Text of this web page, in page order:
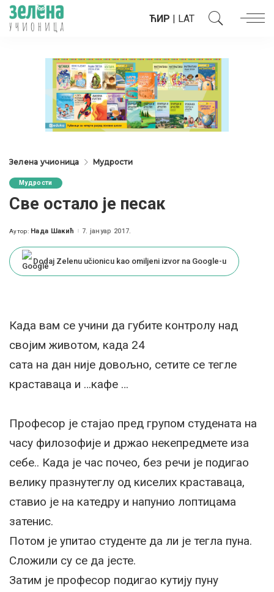
ЋИР | LAT
Зелена учионица Мудрости
Мудрости
Све остало је песак
Posted
Аутор: Нада Шакић 7. јануар 2017.
Dodaj Zelenu učionicu kao omiljeni izvor na Google-u
Када вам се учини да губите контролу над
својим животом, када 24
сата на дан није довољно, сетите се тегле
краставаца и …кафе …
Професор је стајао пред групом студената на
часу филозофије и држао некепредмете иза
себе.. Када је час почео, без речи је подигао
велику празнутеглу од киселих краставаца,
ставио је на катедру и напунио лоптицама
затенис.
Потом је упитао студенте да ли је тегла пуна.
Сложили су се да јесте.
Затим је професор подигао кутију пуну